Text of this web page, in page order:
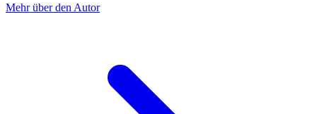
Mehr über den Autor